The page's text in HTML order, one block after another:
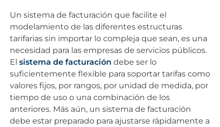
Un sistema de facturación que facilite el
modelamiento de las diferentes estructuras
tarifarias sin importar lo compleja que sean, es una
necesidad para las empresas de servicios públicos.
El sistema de facturación debe ser lo
suficientemente flexible para soportar tarifas como
valores fijos, por rangos, por unidad de medida, por
tiempo de uso o una combinación de los
anteriores. Más aún, un sistema de facturación
debe estar preparado para ajustarse rápidamente a